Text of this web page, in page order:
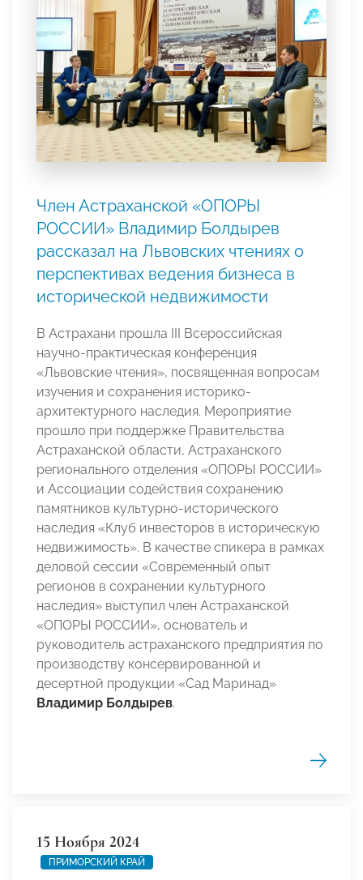
Член Астраханской «ОПОРЫ
РОССИИ» Владимир Болдырев
рассказал на Львовских чтениях о
перспективах ведения бизнеса в
исторической недвижимости
В Астрахани прошла III Всероссийская
научно-практическая конференция
«Львовские чтения», посвященная вопросам
изучения и сохранения историко-
архитектурного наследия. Мероприятие
прошло при поддержке Правительства
Астраханской области, Астраханского
регионального отделения «ОПОРЫ РОССИИ»
и Ассоциации содействия сохранению
памятников культурно-исторического
наследия «Клуб инвесторов в историческую
недвижимость». В качестве спикера в рамках
деловой сессии «Современный опыт
регионов в сохранении культурного
наследия» выступил член Астраханской
«ОПОРЫ РОССИИ», основатель и
руководитель астраханского предприятия по
производству консервированной и
десертной продукции «Сад Маринад»
Владимир Болдырев.
15 Ноября 2024
ПРИМОРСКИЙ КРАЙ